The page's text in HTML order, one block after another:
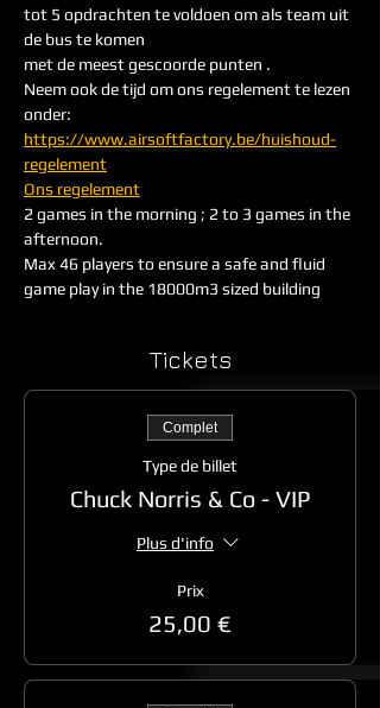
tot 5 opdrachten te voldoen om als team uit
de bus te komen
met de meest gescoorde punten .
Neem ook de tijd om ons regelement te lezen
onder:
https://www.airsoftfactory.be/huishoud-
regelement
Ons regelement
2 games in the morning ; 2 to 3 games in the
afternoon.
Max 46 players to ensure a safe and fluid
game play in the 18000m3 sized building
Tickets
Complet
Type de billet
Chuck Norris & Co - VIP
Plus d'info
Prix
25,00 €